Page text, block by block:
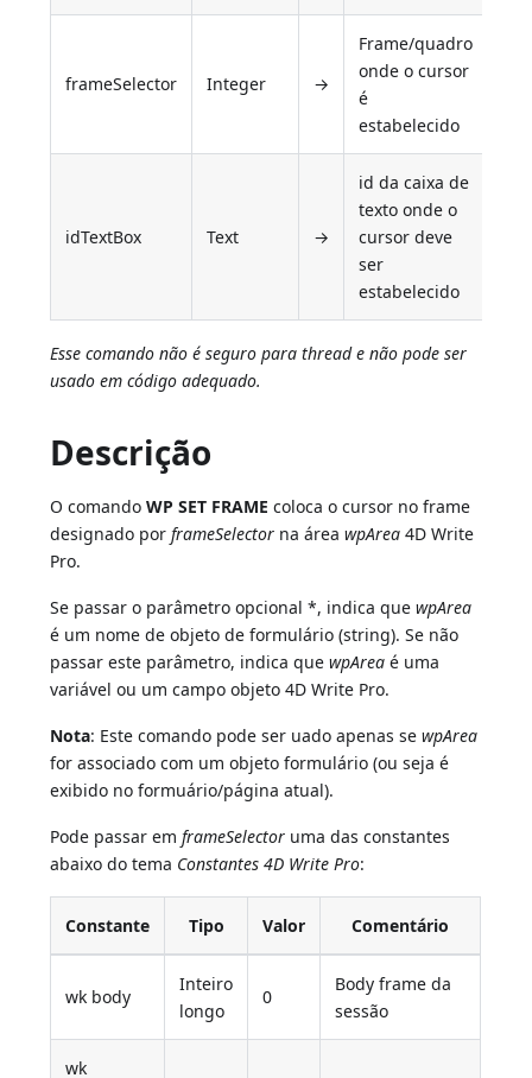
frameSelector Integer →
Frame/quadro
onde o cursor
é
estabelecido
idTextBox Text →
id da caixa de
texto onde o
cursor deve
ser
estabelecido
Esse comando não é seguro para thread e não pode ser
usado em código adequado.
Descrição
O comandoWP SET FRAME coloca o cursor no frame
designado porframeSelector na áreawpArea 4D Write
Pro.
Se passar o parâmetro opcional *, indica quewpArea
é um nome de objeto de formulário (string). Se não
passar este parâmetro, indica quewpArea é uma
variável ou um campo objeto 4D Write Pro.
Nota: Este comando pode ser uado apenas sewpArea
for associado com um objeto formulário (ou seja é
exibido no formuário/página atual).
Pode passar emframeSelector uma das constantes
abaixo do tema Constantes 4D Write Pro:
Constante Tipo Valor Comentário
wk body
Inteiro
longo
0
Body frame da
sessão
wk